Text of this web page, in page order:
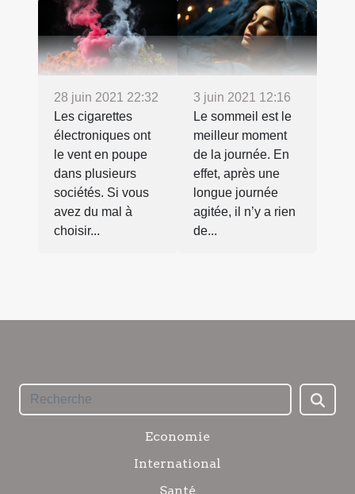
28 juin 2021 22:32
Les cigarettes
électroniques ont
le vent en poupe
dans plusieurs
sociétés. Si vous
avez du mal à
choisir...
3 juin 2021 12:16
Le sommeil est le
meilleur moment
de la journée. En
effet, après une
longue journée
agitée, il n’y a rien
de...
Economie
International
Santé